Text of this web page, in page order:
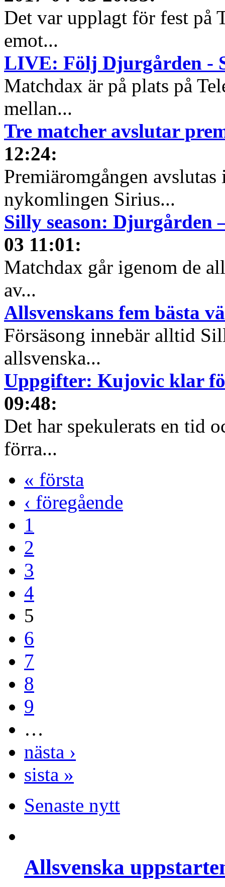
Det var upplagt för fest på
emot...
LIVE: Följ Djurgården -
Matchdax är på plats på
mellan...
Tre matcher avslutar
12:24:
Premiäromgången
nykomlingen Sirius...
Silly season: Djurgården
03 11:01:
Matchdax går igenom de
av...
Allsvenskans fem bästa
Försäsong innebär alltid
allsvenska...
Uppgifter: Kujovic klar
09:48:
Det har spekulerats en tid
förra...
« första
‹ föregående
1
2
3
4
5
6
7
8
9
…
nästa ›
sista »
Senaste nytt
Allsvenska